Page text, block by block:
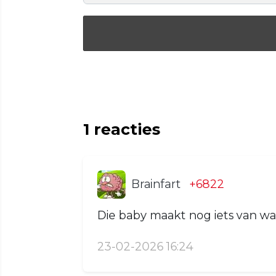
1 reacties
Brainfart +6822
Die baby maakt nog iets van
23-02-2026 16:24